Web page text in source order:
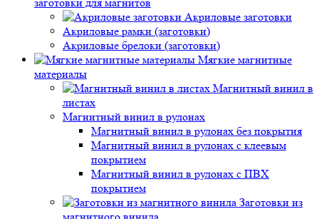
Акриловые заготовки
Акриловые рамки (заготовки)
Акриловые брелоки (заготовки)
Мягкие магнитные
материалы
Магнитный винил в
листах
Магнитный винил в рулонах
Магнитный винил в рулонах без покрытия
Магнитный винил в рулонах с клеевым
покрытием
Магнитный винил в рулонах с ПВХ
покрытием
Заготовки из